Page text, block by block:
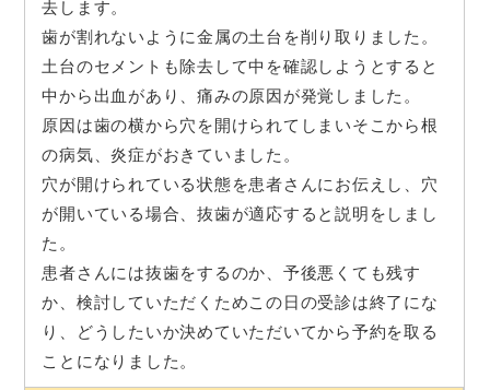
去します。
歯が割れないように金属の土台を削り取りました。
土台のセメントも除去して中を確認しようとすると
中から出血があり、痛みの原因が発覚しました。
原因は歯の横から穴を開けられてしまいそこから根
の病気、炎症がおきていました。
穴が開けられている状態を患者さんにお伝えし、穴
が開いている場合、抜歯が適応すると説明をしまし
た。
患者さんには抜歯をするのか、予後悪くても残す
か、検討していただくためこの日の受診は終了にな
り、どうしたいか決めていただいてから予約を取る
ことになりました。